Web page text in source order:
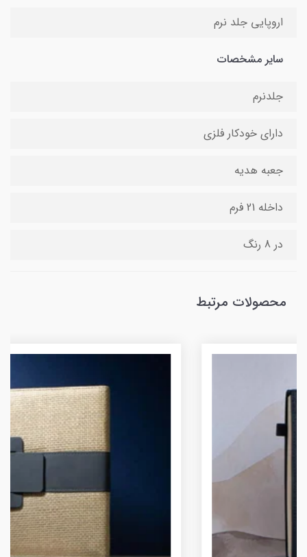
اروپایی جلد نرم
سایر مشخصات
جلد‌نرم
دارای خودکار فلزی
جعبه هدیه
داخله 21 فرم
در 8 رنگ
محصولات مرتبط